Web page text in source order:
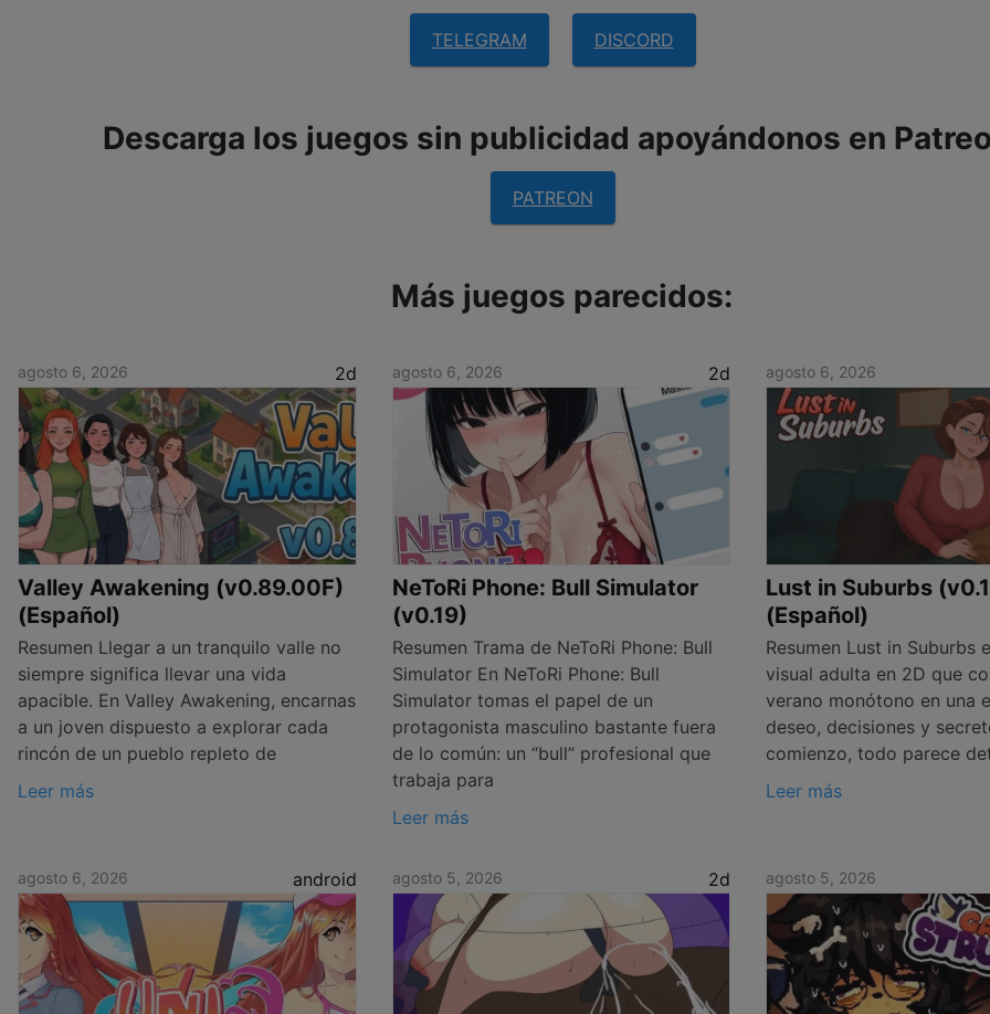
TELEGRAM DISCORD
Descarga los juegos sin publicidad apoyándonos en
PATREON
Más juegos parecidos:
agosto 6, 2026 2d
Valley Awakening (v0.89.00F)
(Español)
Resumen Llegar a un tranquilo valle no
siempre significa llevar una vida
apacible. En Valley Awakening, encarnas
a un joven dispuesto a explorar cada
rincón de un pueblo repleto de
Leer más
agosto 6, 2026 2d
NeToRi Phone: Bull Simulator
(v0.19)
Resumen Trama de NeToRi Phone: Bull
Simulator En NeToRi Phone: Bull
Simulator tomas el papel de un
protagonista masculino bastante fuera
de lo común: un “bull” profesional que
trabaja para
Leer más
agosto 6, 2026
Lust in Suburbs
(Español)
Resumen Lust in Suburbs
visual adulta en 2D que
verano monótono en una
deseo, decisiones y
comienzo, todo parece
Leer más
agosto 6, 2026 android agosto 5, 2026 2d agosto 5, 2026